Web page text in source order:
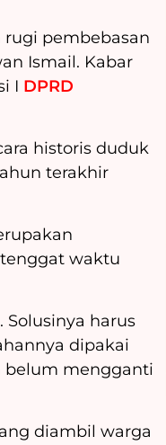
pembebasan
Ismail. Kabar
I DPRD
historis duduk
terakhir
waktu
harus
dipakai
mengganti
diambil warga